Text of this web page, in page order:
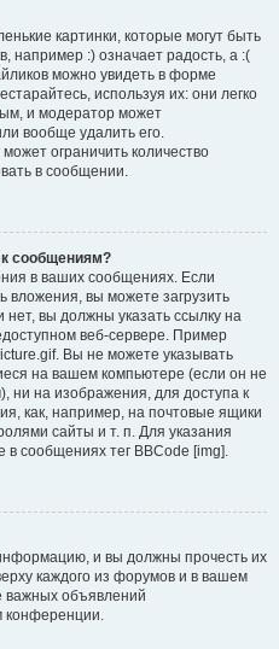
картинки, которые могут быть
например :) означает радость, а :(
можно увидеть в форме
используя их: они легко
и модератор может
вообще удалить его.
ограничить количество
в сообщении.
сообщениям?
в ваших сообщениях. Если
вложения, вы можете загрузить
вы должны указать ссылку на
веб-сервере. Пример
Вы не можете указывать
на вашем компьютере (если он не
ни на изображения, для доступа к
как, например, на почтовые ящики
сайты и т. п. Для указания
в сообщениях тег BBCode [img].
и вы должны прочесть их
каждого из форумов и в вашем
важных объявлений
конференции.